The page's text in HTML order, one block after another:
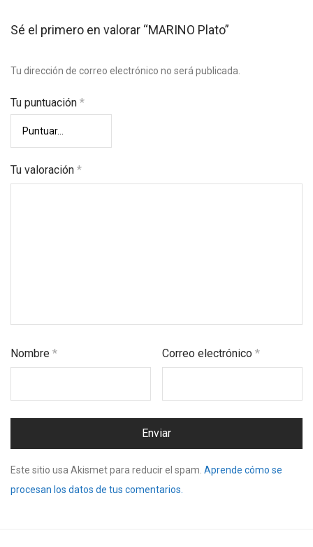
Sé el primero en valorar “MARINO Plato”
Tu dirección de correo electrónico no será publicada.
Tu puntuación *
Tu valoración *
Nombre * Correo electrónico*
Este sitio usa Akismet para reducir el spam. Aprende cómo se
procesan los datos de tus comentarios.